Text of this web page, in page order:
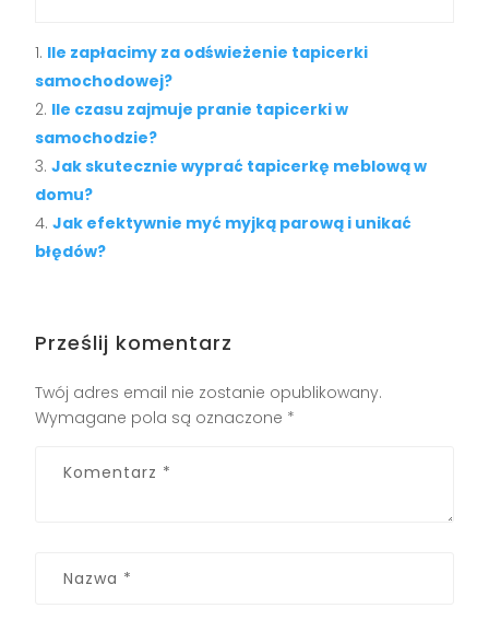
Ile zapłacimy za odświeżenie tapicerki
samochodowej?
Ile czasu zajmuje pranie tapicerki w
samochodzie?
Jak skutecznie wyprać tapicerkę meblową w
domu?
Jak efektywnie myć myjką parową i unikać
błędów?
Prześlij komentarz
Twój adres email nie zostanie opublikowany.
Wymagane pola są oznaczone *